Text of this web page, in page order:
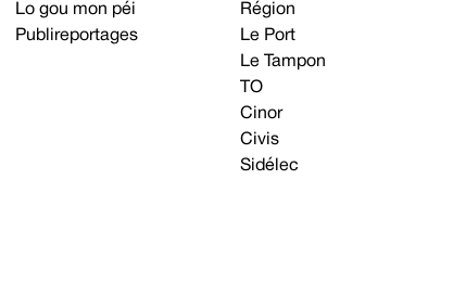
Lo gou mon péi
Publireportages
Région
Le Port
Le Tampon
TO
Cinor
Civis
Sidélec